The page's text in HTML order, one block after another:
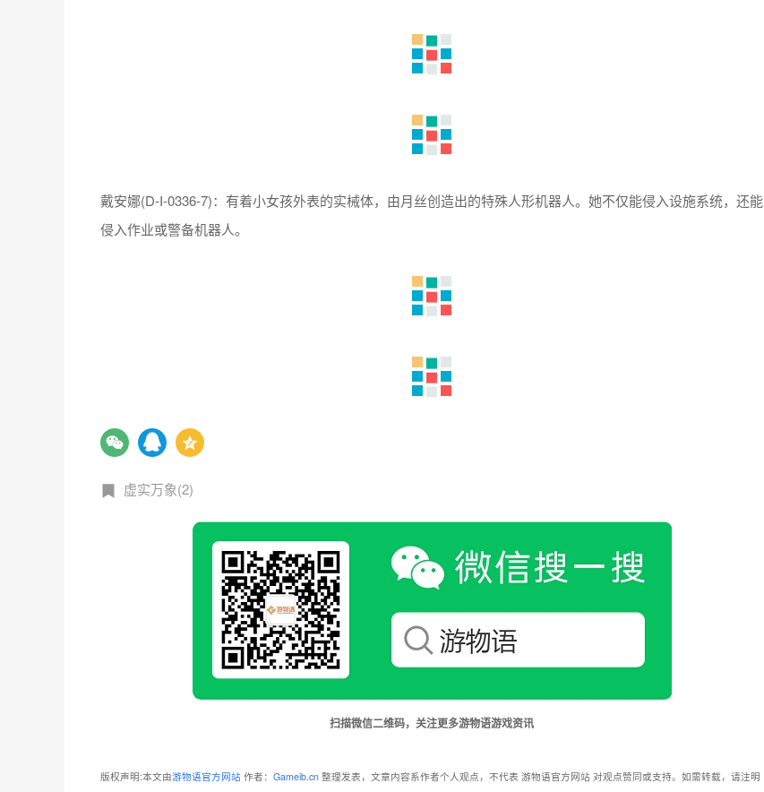
戴安娜(D-I-0336-7)：有着小女孩外表的实械体，由月丝创造出的特殊人形机器人。她不仅能侵入设施系统，还能
侵入作业或警备机器人。
虚实万象(2)
扫描微信二维码，关注更多游物语游戏资讯
版权声明:本文由游物语官方网站 作者： Gameib.cn 整理发表，文章内容系作者个人观点，不代表 游物语官方网站 对观点赞同或支持。如需转载，请注明